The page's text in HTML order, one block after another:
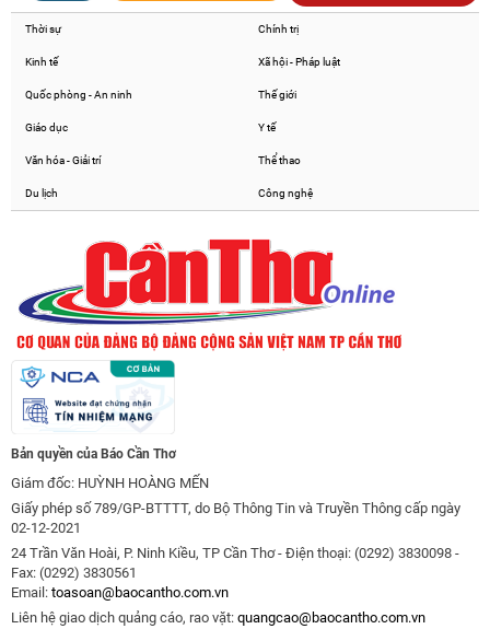
Thời sự Chính trị
Kinh tế Xã hội - Pháp luật
Quốc phòng - An ninh Thế giới
Giáo dục Y tế
Văn hóa - Giải trí Thể thao
Du lịch Công nghệ
Bản quyền của Báo Cần Thơ
Giám đốc: HUỲNH HOÀNG MẾN
Giấy phép số 789/GP-BTTTT, do Bộ Thông Tin và Truyền Thông cấp ngày
02-12-2021
24 Trần Văn Hoài, P. Ninh Kiều, TP Cần Thơ - Điện thoại: (0292) 3830098 -
Fax: (0292) 3830561
Email: toasoan@baocantho.com.vn
Liên hệ giao dịch quảng cáo, rao vặt: quangcao@baocantho.com.vn